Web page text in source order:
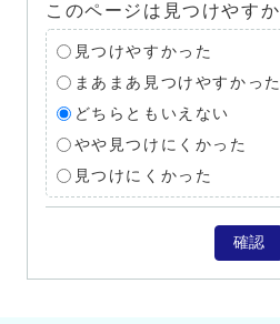
このページは見つけやす
見つけやすかった
まあまあ見つけやすかった
どちらともいえない
やや見つけにくかった
見つけにくかった
確認